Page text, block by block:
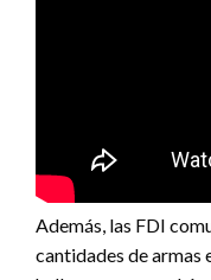
Además, las FDI
cantidades de armas